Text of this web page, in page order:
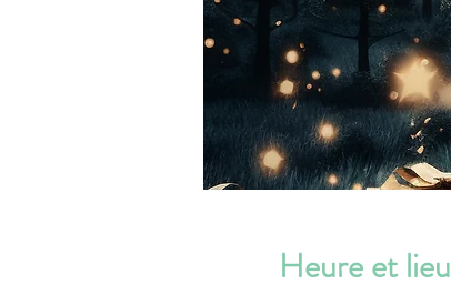
Heure et lieu